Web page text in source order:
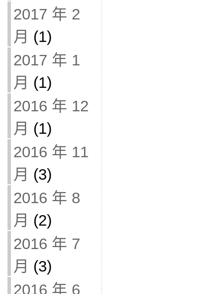
2017 年 2
月 (1)
2017 年 1
月 (1)
2016 年 12
月 (1)
2016 年 11
月 (3)
2016 年 8
月 (2)
2016 年 7
月 (3)
2016 年 6